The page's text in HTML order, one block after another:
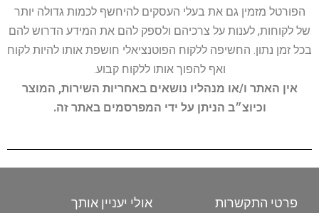
הפורטל מזמין גם את בעלי העסקים להיחשף לכמות גדולה יותר
של לקוחות, לענות על צרכיהם ולספק להם את המידע הדרוש להם
בכל זמן נתון. החשיפה ללקוח הפוטנציאלי חושפת אותו להיות לקוח
ואף להפוך אותו ללקוח קבוע.
אין האתר ו/או מנהליו נושאים באחריות השירות, המוצר
וכיוצ״ב הניתן על ידי המפרסמים באתר זה.
פרטי התקשרות אולי יעניין אותך